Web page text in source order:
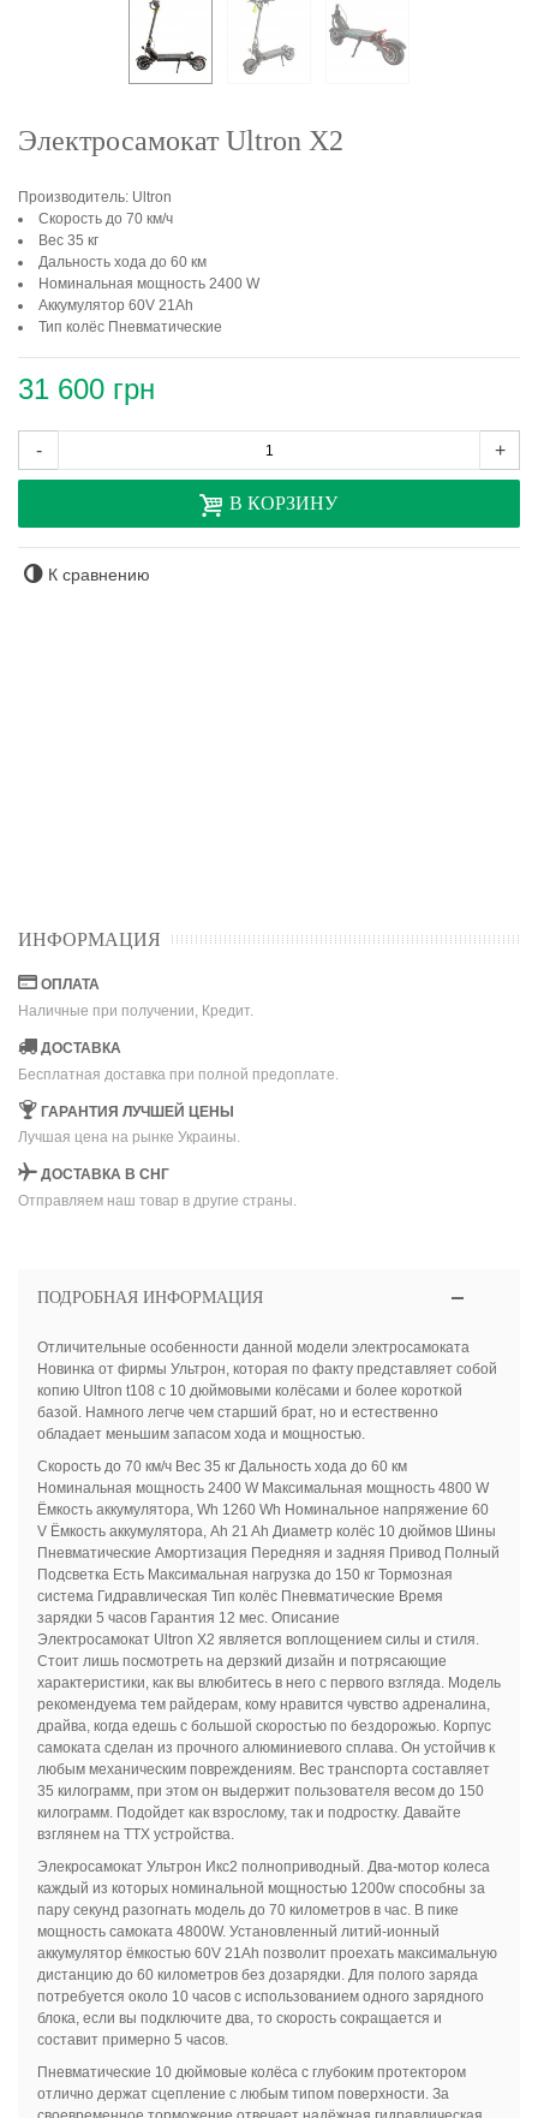
Электросамокат Ultron X2
Производитель: Ultron
Скорость до 70 км/ч
Вес 35 кг
Дальность хода до 60 км
Номинальная мощность 2400 W
Аккумулятор 60V 21Ah
Тип колёс Пневматические
31 600 грн
- +
В КОРЗИНУ
К сравнению
ИНФОРМАЦИЯ
ОПЛАТА
Наличные при получении, Кредит.
ДОСТАВКА
Бесплатная доставка при полной предоплате.
ГАРАНТИЯ ЛУЧШЕЙ ЦЕНЫ
Лучшая цена на рынке Украины.
ДОСТАВКА В СНГ
Отправляем наш товар в другие страны.
ПОДРОБНАЯ ИНФОРМАЦИЯ
Отличительные особенности данной модели электросамоката
Новинка от фирмы Ультрон, которая по факту представляет собой
копию Ultron t108 с 10 дюймовыми колёсами и более короткой
базой. Намного легче чем старший брат, но и естественно
обладает меньшим запасом хода и мощностью.
Скорость до 70 км/ч Вес 35 кг Дальность хода до 60 км
Номинальная мощность 2400 W Максимальная мощность 4800 W
Ёмкость аккумулятора, Wh 1260 Wh Номинальное напряжение 60
V Ёмкость аккумулятора, Ah 21 Ah Диаметр колёс 10 дюймов Шины
Пневматические Амортизация Передняя и задняя Привод Полный
Подсветка Есть Максимальная нагрузка до 150 кг Тормозная
система Гидравлическая Тип колёс Пневматические Время
зарядки 5 часов Гарантия 12 мес. Описание
Электросамокат Ultron X2 является воплощением силы и стиля.
Стоит лишь посмотреть на дерзкий дизайн и потрясающие
характеристики, как вы влюбитесь в него с первого взгляда. Модель
рекомендуема тем райдерам, кому нравится чувство адреналина,
драйва, когда едешь с большой скоростью по бездорожью. Корпус
самоката сделан из прочного алюминиевого сплава. Он устойчив к
любым механическим повреждениям. Вес транспорта составляет
35 килограмм, при этом он выдержит пользователя весом до 150
килограмм. Подойдет как взрослому, так и подростку. Давайте
взглянем на ТТХ устройства.
Элекросамокат Ультрон Икс2 полноприводный. Два-мотор колеса
каждый из которых номинальной мощностью 1200w способны за
пару секунд разогнать модель до 70 километров в час. В пике
мощность самоката 4800W. Установленный литий-ионный
аккумулятор ёмкостью 60V 21Ah позволит проехать максимальную
дистанцию до 60 километров без дозарядки. Для полого заряда
потребуется около 10 часов с использованием одного зарядного
блока, если вы подключите два, то скорость сокращается и
составит примерно 5 часов.
Пневматические 10 дюймовые колёса с глубоким протектором
отлично держат сцепление с любым типом поверхности. За